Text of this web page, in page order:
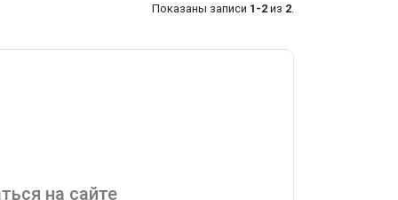
Показаны записи 1-2 из 2
на сайте